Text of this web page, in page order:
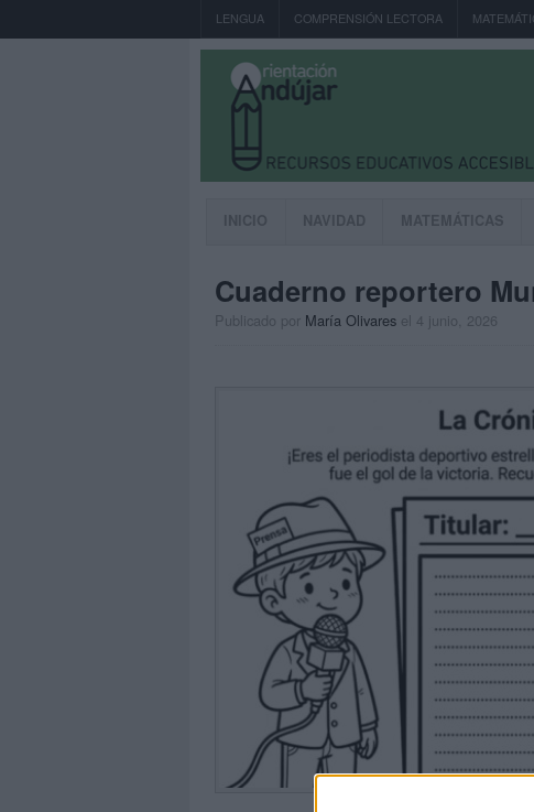
LENGUA COMPRENSIÓN LECTORA
INICIO NAVIDAD MATEMÁTICAS
Cuaderno reportero
Publicado por María Olivares el 4 junio, 2026